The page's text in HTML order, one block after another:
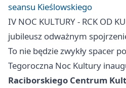
seansu Kieślowskiego
IV NOC KULTURY - RCK OD
jubileusz odważnym
To nie będzie zwykły spacer
Tegoroczna Noc Kultury
Raciborskiego Centrum